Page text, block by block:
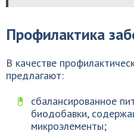
Профилактика
В качестве
предлагают:
сбалансированное
биодобавки,
микроэлементы;